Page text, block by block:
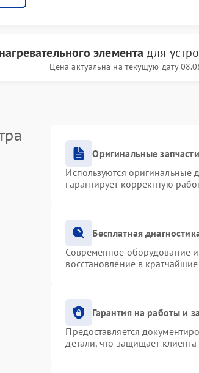
элемента для
Цена актуальна на текущую дату
Оригинальные
Используются оригинальные
гарантирует корректную
Бесплатная
Современное оборудование и
восстановление в
Гарантия на работы и
Предоставляется
детали, что защищает